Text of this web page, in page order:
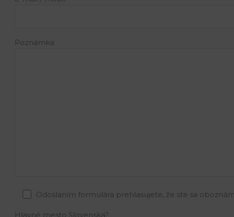
Poznámka
Odoslaním formulára prehlasujete, že ste sa
Hlavné mesto Slovenska?